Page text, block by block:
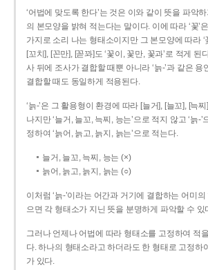
‘어법에 맞도록 한다’는 것은 이와 같이 뜻을 파악
의 본모양을 밝혀 적는다는 말이다. 이에 따라 ‘꽃’
가지로 소리 나는 형태소이지만 그 본모양에 따라 ‘
[꼬치], [꼰만], [꼳꽈]도 ‘꽃이, 꽃만, 꽃과’로 적게 된
사 뒤에 조사가 결합할 때뿐 아니라 ‘늙-’과 같은
결합할 때도 동일하게 적용된다.
‘늙-’은 그 활용형이 환경에 따라 [늘거], [늘꼬], [늑
나지만 ‘늘거, 늘꼬, 늑찌, 능는’으로 적지 않고 ‘늙-
정하여 ‘늙어, 늙고, 늙지, 늙는’으로 적는다.
늘거, 늘꼬, 늑찌, 능는 (×)
늙어, 늙고, 늙지, 늙는 (○)
이처럼 ‘늙-­’이라는 어간과 거기에 결합하는 어미
으면 각 형태소가 지닌 뜻을 분명하게 파악할 수 있
그러나 언제나 어법에 따라 형태소를 고정하여 적
다. 하나의 형태소라고 하더라도 한 형태로 고정하
가 있다.